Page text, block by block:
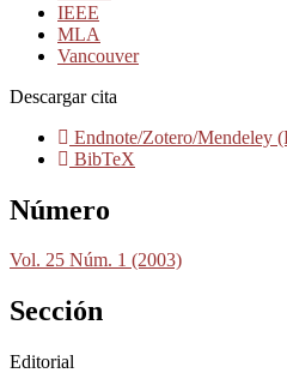
IEEE
MLA
Vancouver
Descargar cita
Endnote/Zotero/Mendeley
BibTeX
Número
Vol. 25 Núm. 1 (2003)
Sección
Editorial